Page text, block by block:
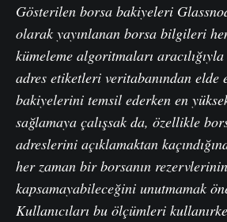
Gösterilen borsa bakiyeleri
olarak yayınlanan borsa bilgileri
kümeleme algoritmaları
adres etiketleri veritabanından
bakiyelerini temsil ederken en
sağlamaya çalışsak da, özellikle
adreslerini açıklamaktan
her zaman bir borsanın rezervlerinin
kapsamayabileceğini unutmamak
Kullanıcıları bu ölçümleri